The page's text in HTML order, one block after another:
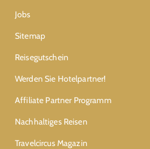
Jobs
Sitemap
Reisegutschein
Werden Sie Hotelpartner!
Affiliate Partner Programm
Nachhaltiges Reisen
Travelcircus Magazin